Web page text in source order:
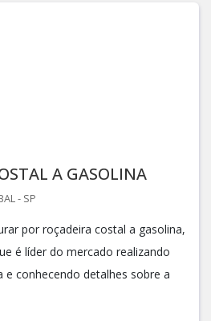
A GASOLINA
- SP
por roçadeira costal a gasolina,
é líder do mercado realizando
e conhecendo detalhes sobre a